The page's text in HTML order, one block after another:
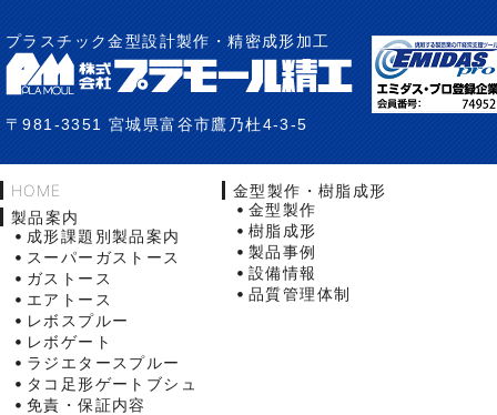
プラスチック金型設計製作・精密成形加工
〒981-3351 宮城県富谷市鷹乃杜4-3-5
HOME
製品案内
成形課題別製品案内
スーパーガストース
ガストース
エアトース
レボスプルー
レボゲート
ラジエタースプルー
タコ足形ゲートブシュ
免責・保証内容
金型製作・樹脂成形
金型製作
樹脂成形
製品事例
設備情報
品質管理体制